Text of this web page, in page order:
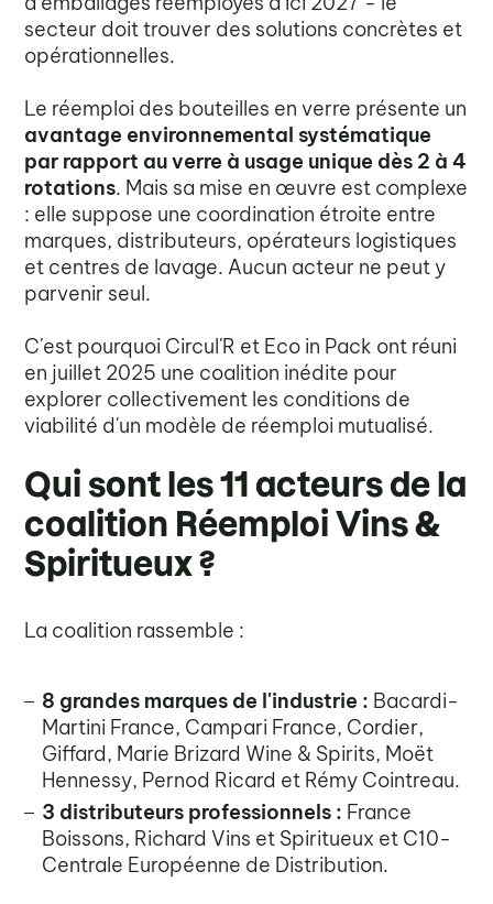
secteur doit trouver des solutions concrètes et
opérationnelles.
Le réemploi des bouteilles en verre présente un
avantage environnemental systématique
par rapport au verre à usage unique dès 2 à 4
rotations. Mais sa mise en œuvre est complexe
: elle suppose une coordination étroite entre
marques, distributeurs, opérateurs logistiques
et centres de lavage. Aucun acteur ne peut y
parvenir seul.
C'est pourquoi Circul'R et Eco in Pack ont réuni
en juillet 2025 une coalition inédite pour
explorer collectivement les conditions de
viabilité d'un modèle de réemploi mutualisé.
Qui sont les 11 acteurs de la
coalition Réemploi Vins &
Spiritueux ?
La coalition rassemble :
8 grandes marques de l'industrie : Bacardi-
Martini France, Campari France, Cordier,
Giffard, Marie Brizard Wine & Spirits, Moët
Hennessy, Pernod Ricard et Rémy Cointreau.
3 distributeurs professionnels : France
Boissons, Richard Vins et Spiritueux et C10-
Centrale Européenne de Distribution.